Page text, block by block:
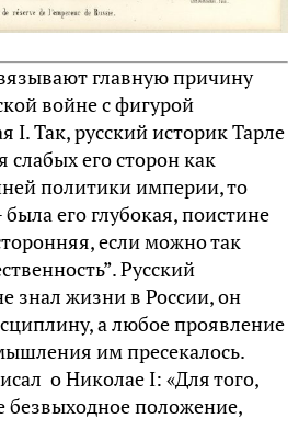
главную причину
войне с фигурой
I. Так, русский историк Тарле
слабых его сторон как
политики империи, то
его глубокая, поистине
если можно так
Русский
знал жизни в России, он
а любое проявление
им пресекалось.
о Николае I: «Для того,
безвыходное положение,